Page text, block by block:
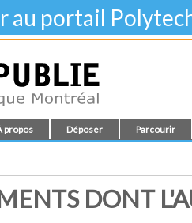
au portail
propos Déposer Parcourir
DONT